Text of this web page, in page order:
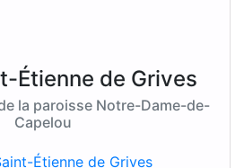
Étienne de Grives
la paroisse Notre-Dame-de-
Capelou